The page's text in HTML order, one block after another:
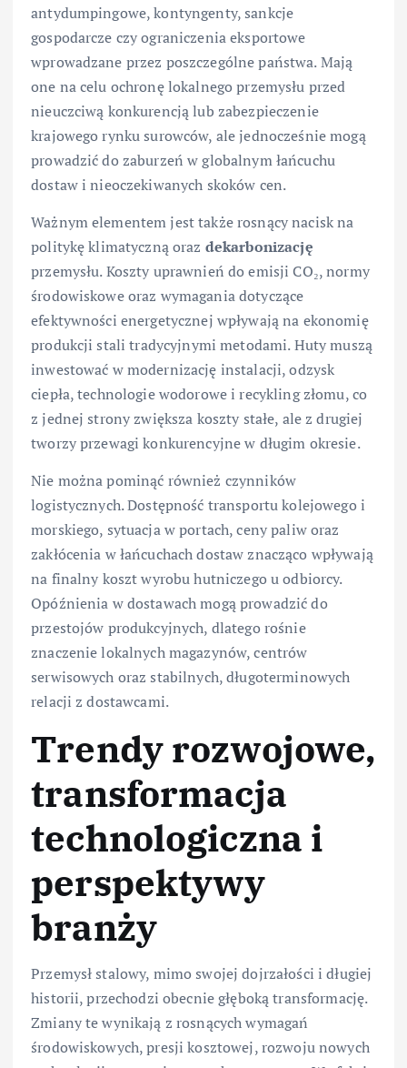
antydumpingowe, kontyngenty, sankcje
gospodarcze czy ograniczenia eksportowe
wprowadzane przez poszczególne państwa. Mają
one na celu ochronę lokalnego przemysłu przed
nieuczciwą konkurencją lub zabezpieczenie
krajowego rynku surowców, ale jednocześnie mogą
prowadzić do zaburzeń w globalnym łańcuchu
dostaw i nieoczekiwanych skoków cen.
Ważnym elementem jest także rosnący nacisk na
politykę klimatyczną oraz dekarbonizację
przemysłu. Koszty uprawnień do emisji CO₂, normy
środowiskowe oraz wymagania dotyczące
efektywności energetycznej wpływają na ekonomię
produkcji stali tradycyjnymi metodami. Huty muszą
inwestować w modernizację instalacji, odzysk
ciepła, technologie wodorowe i recykling złomu, co
z jednej strony zwiększa koszty stałe, ale z drugiej
tworzy przewagi konkurencyjne w długim okresie.
Nie można pominąć również czynników
logistycznych. Dostępność transportu kolejowego i
morskiego, sytuacja w portach, ceny paliw oraz
zakłócenia w łańcuchach dostaw znacząco wpływają
na finalny koszt wyrobu hutniczego u odbiorcy.
Opóźnienia w dostawach mogą prowadzić do
przestojów produkcyjnych, dlatego rośnie
znaczenie lokalnych magazynów, centrów
serwisowych oraz stabilnych, długoterminowych
relacji z dostawcami.
Trendy rozwojowe,
transformacja
technologiczna i
perspektywy
branży
Przemysł stalowy, mimo swojej dojrzałości i długiej
historii, przechodzi obecnie głęboką transformację.
Zmiany te wynikają z rosnących wymagań
środowiskowych, presji kosztowej, rozwoju nowych